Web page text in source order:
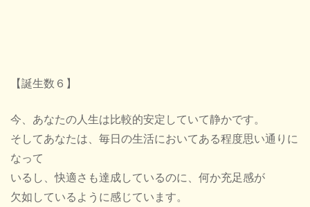
【誕生数６】
今、あなたの人生は比較的安定していて静かです。
そしてあなたは、毎日の生活においてある程度思い通りに
なって
いるし、快適さも達成しているのに、何か充足感が
欠如しているように感じています。